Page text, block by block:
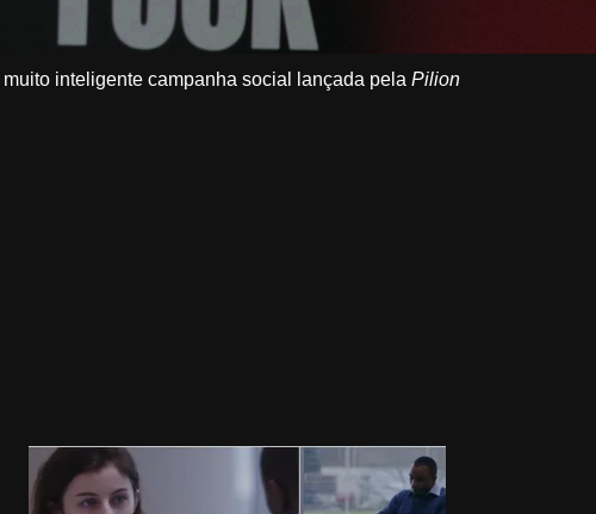
inteligente campanha social lançada pela Pilion